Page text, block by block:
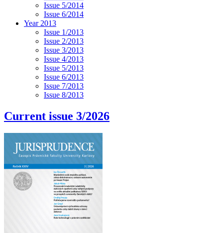
Issue 5/2014
Issue 6/2014
Year 2013
Issue 1/2013
Issue 2/2013
Issue 3/2013
Issue 4/2013
Issue 5/2013
Issue 6/2013
Issue 7/2013
Issue 8/2013
Current issue 3/2026